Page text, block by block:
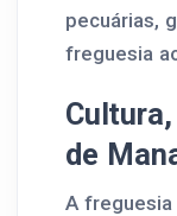
pecuárias,
freguesia
de
A freguesia